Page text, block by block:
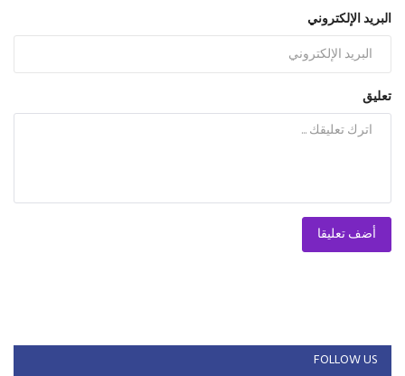
البريد الإلكتروني
تعليق
أضف تعليقا
FOLLOW US